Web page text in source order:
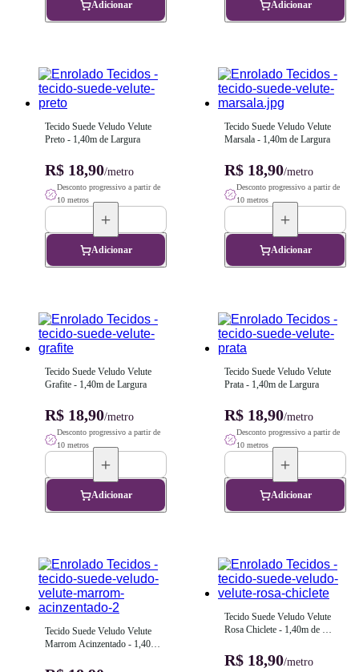
Adicionar Adicionar
Tecido Suede Veludo Velute
Preto - 1,40m de Largura
R$ 18,90/metro
Desconto progressivo a partir de
10 metros
Adicionar
Tecido Suede Veludo Velute
Marsala - 1,40m de Largura
R$ 18,90/metro
Desconto progressivo a partir de
10 metros
Adicionar
Tecido Suede Veludo Velute
Grafite - 1,40m de Largura
R$ 18,90/metro
Desconto progressivo a partir de
10 metros
Adicionar
Tecido Suede Veludo Velute
Prata - 1,40m de Largura
R$ 18,90/metro
Desconto progressivo a partir de
10 metros
Adicionar
Tecido Suede Veludo Velute
Marrom Acinzentado - 1,40m
Tecido Suede Veludo Velute
Rosa Chiclete - 1,40m de
R$ 18,90/metro